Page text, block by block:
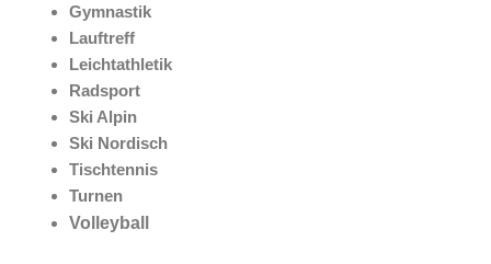
Gymnastik
Lauftreff
Leichtathletik
Radsport
Ski Alpin
Ski Nordisch
Tischtennis
Turnen
Volleyball